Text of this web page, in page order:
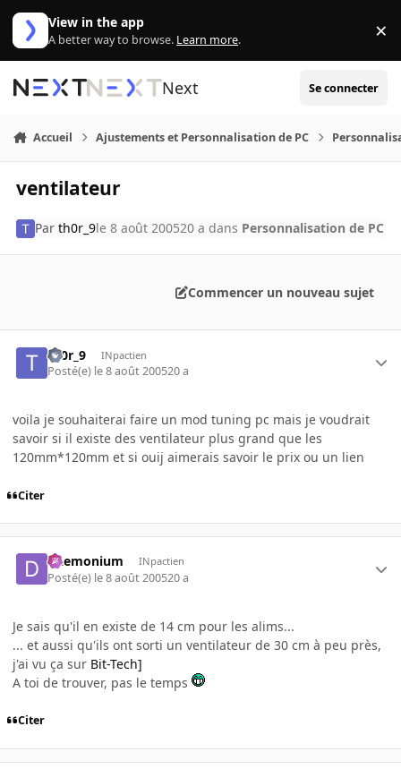
Aller au contenu
View in the app
A better way to browse. Learn more. ×
Next Se connecter
Accueil Ajustements et Personnalisation de PC
ventilateur
Parth0r_9le 8 août 200520 a dans Personnalisation de PC
Commencer un nouveau sujet
th0r_9 INpactien
Posté(e) le 8 août 200520 a
voila je souhaiterai faire un mod tuning pc mais je voudrait
savoir si il existe des ventilateur plus grand que les
120mm*120mm et si ouij aimerais savoir le prix ou un lien
Citer
Daemonium INpactien
Posté(e) le 8 août 200520 a
Je sais qu'il en existe de 14 cm pour les alims...
... et aussi qu'ils ont sorti un ventilateur de 30 cm à peu près,
j'ai vu ça sur Bit-Tech]
A toi de trouver, pas le temps
Citer